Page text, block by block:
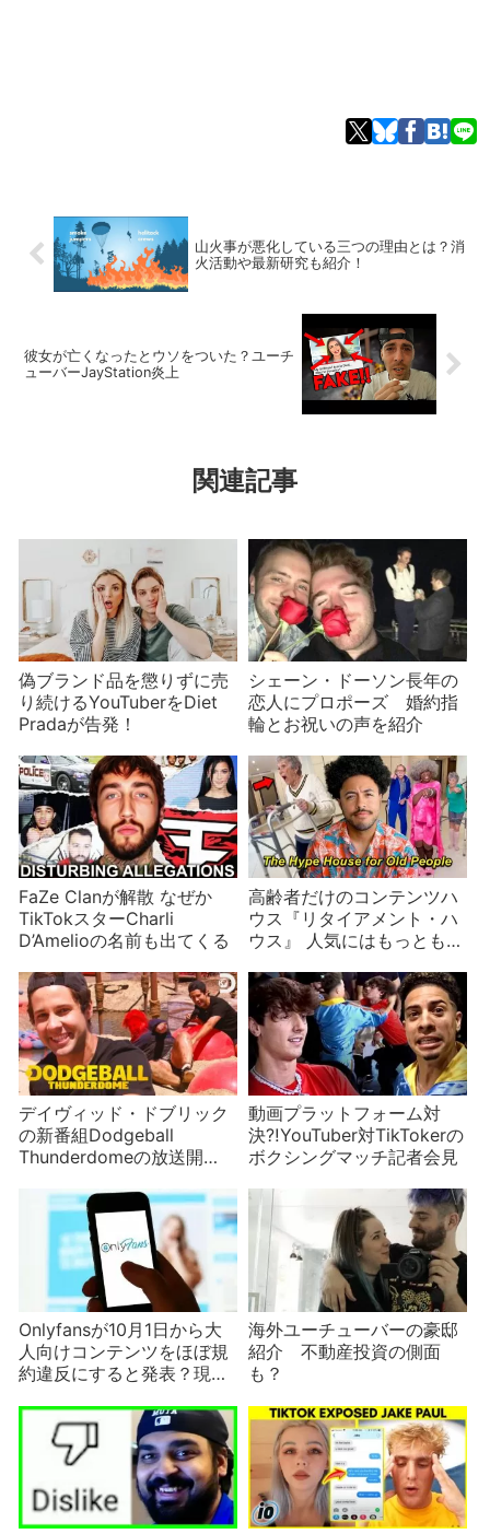
山火事が悪化している三つの理由とは？消
火活動や最新研究も紹介！
彼女が亡くなったとウソをついた？ユーチ
ューバーJayStation炎上
関連記事
偽ブランド品を懲りずに売
り続けるYouTuberをDiet
Pradaが告発！
シェーン・ドーソン長年の
恋人にプロポーズ 婚約指
輪とお祝いの声を紹介
FaZe Clanが解散 なぜか
TikTokスターCharli
D’Amelioの名前も出てくる
高齢者だけのコンテンツハ
ウス『リタイアメント・ハ
ウス』 人気にはもっともな
デイヴィッド・ドブリック
の新番組Dodgeball
Thunderdomeの放送開
気番組MXCも紹介
動画プラットフォーム対
決⁈YouTuber対TikTokerの
ボクシングマッチ記者会見
Onlyfansが10月1日から大
人向けコンテンツをほぼ規
約違反にすると発表？現在
限
海外ユーチューバーの豪邸
紹介 不動産投資の側面
も？